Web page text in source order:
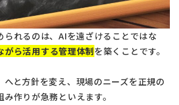
られるのは、AIを遠ざけることではな
がら活用する管理体制を築くことです。
へと方針を変え、現場のニーズを正規の
作りが急務といえます。